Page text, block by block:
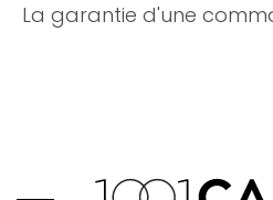
La garantie d'une